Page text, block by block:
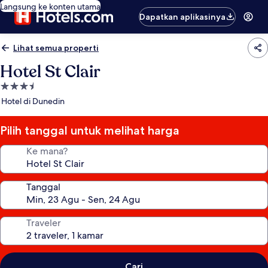
Langsung ke konten utama
Dapatkan aplikasinya
Lihat semua properti
Hotel St Clair
Properti
bintang
Hotel di Dunedin
Pilih tanggal untuk melihat harga
Ke mana?
Tanggal
Traveler